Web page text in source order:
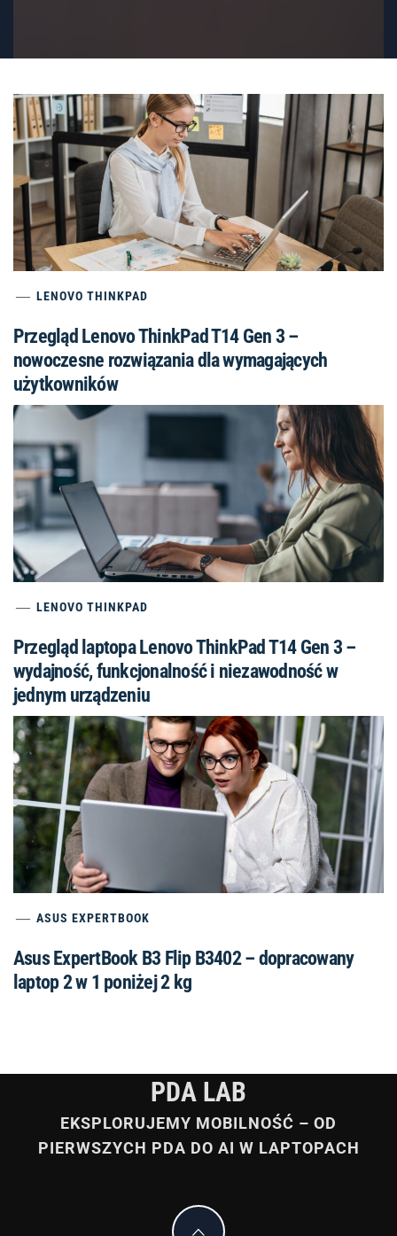
LENOVO THINKPAD
Przegląd Lenovo ThinkPad T14 Gen 3 –
nowoczesne rozwiązania dla wymagających
użytkowników
LENOVO THINKPAD
Przegląd laptopa Lenovo ThinkPad T14 Gen 3 –
wydajność, funkcjonalność i niezawodność w
jednym urządzeniu
ASUS EXPERTBOOK
Asus ExpertBook B3 Flip B3402 – dopracowany
laptop 2 w 1 poniżej 2 kg
PDA LAB
EKSPLORUJEMY MOBILNOŚĆ – OD
PIERWSZYCH PDA DO AI W LAPTOPACH